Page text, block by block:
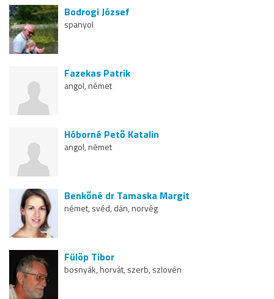
Bodrogi József
spanyol
Fazekas Patrik
angol, német
Hóborné Pető Katalin
angol, német
Benkőné dr Tamaska Margit
német, svéd, dán, norvég
Fülöp Tibor
bosnyák, horvát, szerb, szlovén